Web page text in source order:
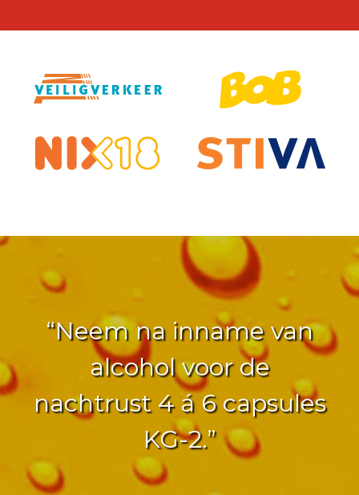
“Neem na inname van
alcohol voor de
nachtrust 4 á 6 capsules
KG-2.”